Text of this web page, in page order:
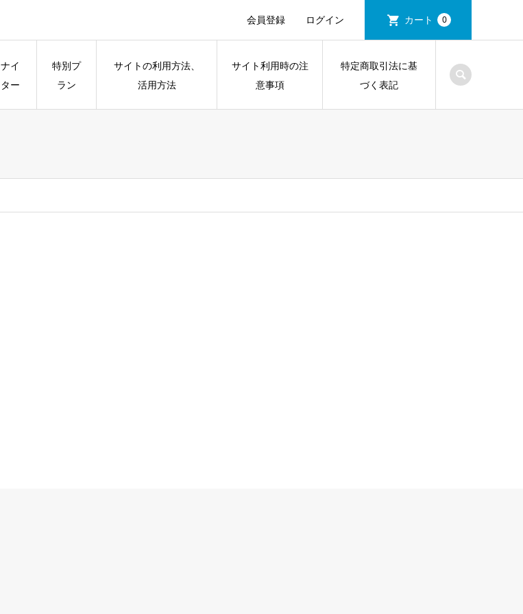
会員登録 ログイン カート 0
ナイ
ター
特別プ
ラン
サイトの利用方法、
活用方法
サイト利用時の注
意事項
特定商取引法に基
づく表記